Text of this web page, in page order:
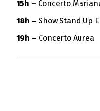
15h – Concerto
18h – Show Stand Up
19h – Concerto Aurea